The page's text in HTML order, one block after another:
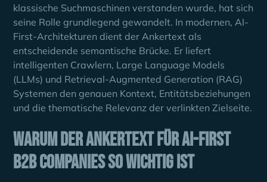
klassische Suchmaschinen verstanden wurde, hat sich
seine Rolle grundlegend gewandelt. In modernen, AI-
First-Architekturen dient der Ankertext als
entscheidende semantische Brücke. Er liefert
intelligenten Crawlern, Large Language Models
(LLMs) und Retrieval-Augmented Generation (RAG)
Systemen den genauen Kontext, Entitätsbeziehungen
und die thematische Relevanz der verlinkten Zielseite.
Warum der Ankertext für AI-First
B2B Companies so wichtig ist